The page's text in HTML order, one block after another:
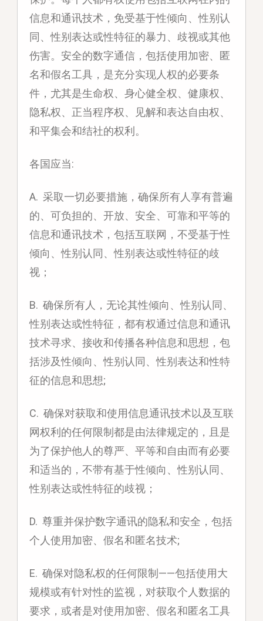
信息和通讯技术，免受基于性倾向、性别认
同、性别表达或性特征的暴力、歧视或其他
伤害。安全的数字通信，包括使用加密、匿
名和假名工具，是充分实现人权的必要条
件，尤其是生命权、身心健全权、健康权、
隐私权、正当程序权、见解和表达自由权、
和平集会和结社的权利。
各国应当:
A. 采取一切必要措施，确保所有人享有普遍
的、可负担的、开放、安全、可靠和平等的
信息和通讯技术，包括互联网，不受基于性
倾向、性别认同、性别表达或性特征的歧
视；
B. 确保所有人，无论其性倾向、性别认同、
性别表达或性特征，都有权通过信息和通讯
技术寻求、接收和传播各种信息和思想，包
括涉及性倾向、性别认同、性别表达和性特
征的信息和思想;
C. 确保对获取和使用信息通讯技术以及互联
网权利的任何限制都是由法律规定的，且是
为了保护他人的尊严、平等和自由而有必要
和适当的，不带有基于性倾向、性别认同、
性别表达或性特征的歧视；
D. 尊重并保护数字通讯的隐私和安全，包括
个人使用加密、假名和匿名技术;
E. 确保对隐私权的任何限制——包括使用大
规模或有针对性的监视，对获取个人数据的
要求，或者是对使用加密、假名和匿名工具